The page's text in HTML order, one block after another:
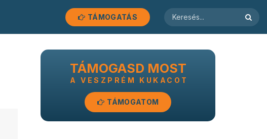
TÁMOGATÁS
TÁMOGASD MOST
A VESZPRÉM KUKACOT
TÁMOGATOM